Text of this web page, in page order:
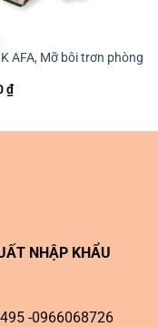
AFA, Mỡ bôi trơn phòng
₫
NHẬP KHẨU
-0966068726